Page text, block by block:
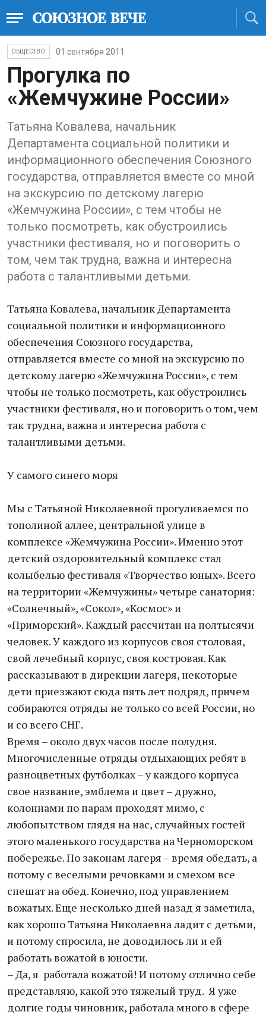
ОБЩЕСТВО 01 сентября 2011
Прогулка по
«Жемчужине России»
Татьяна Ковалева, начальник
Департамента социальной политики и
информационного обеспечения Союзного
государства, отправляется вместе со мной
на экскурсию по детскому лагерю
«Жемчужина России», с тем чтобы не
только посмотреть, как обустроились
участники фестиваля, но и поговорить о
том, чем так трудна, важна и интересна
работа с талантливыми детьми.
Татьяна Ковалева, начальник Департамента
социальной политики и информационного
обеспечения Союзного государства,
отправляется вместе со мной на экскурсию по
детскому лагерю «Жемчужина России», с тем
чтобы не только посмотреть, как обустроились
участники фестиваля, но и поговорить о том, чем
так трудна, важна и интересна работа с
талантливыми детьми.
У самого синего моря
Мы с Татьяной Николаевной прогуливаемся по
тополиной аллее, центральной улице в
комплексе «Жемчужина России». Именно этот
детский оздоровительный комплекс стал
колыбелью фестиваля «Творчество юных». Всего
на территории «Жемчужины» четыре санатория:
«Солнечный», «Сокол», «Космос» и
«Приморский». Каждый рассчитан на полтысячи
человек. У каждого из корпусов своя столовая,
свой лечебный корпус, своя костровая. Как
рассказывают в дирекции лагеря, некоторые
дети приезжают сюда пять лет подряд, причем
собираются отряды не только со всей России, но
и со всего СНГ.
Время – около двух часов после полудня.
Многочисленные отряды отдыхающих ребят в
разноцветных футболках – у каждого корпуса
свое название, эмблема и цвет – дружно,
колоннами по парам проходят мимо, с
любопытством глядя на нас, случайных гостей
этого маленького государства на Черноморском
побережье. По законам лагеря – время обедать, а
потому с веселыми речовками и смехом все
спешат на обед. Конечно, под управлением
вожатых. Еще несколько дней назад я заметила,
как хорошо Татьяна Николаевна ладит с детьми,
и потому спросила, не доводилось ли и ей
работать вожатой в юности.
– Да, я работала вожатой! И потому отлично себе
представляю, какой это тяжелый труд. Я уже
долгие годы чиновник, работала много в сфере